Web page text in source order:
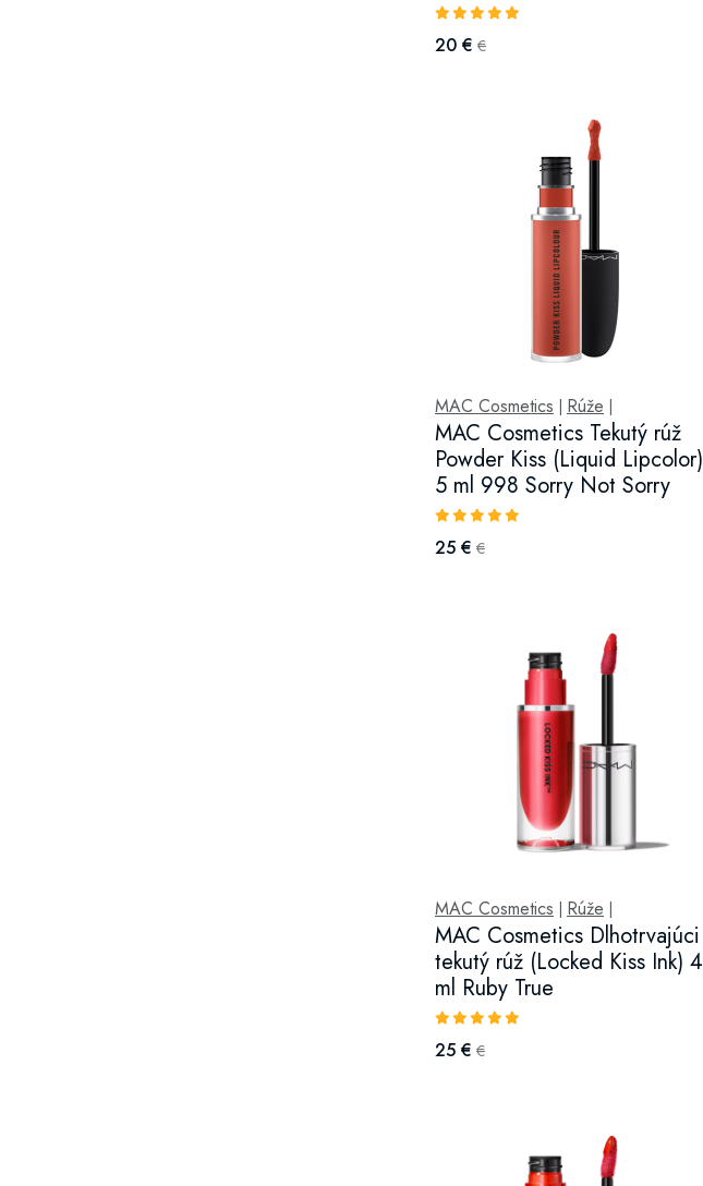
20 € €
MAC Cosmetics Rúže
MAC Cosmetics Tekutý rúž
Powder Kiss (Liquid Lipcolor)
5 ml 998 Sorry Not Sorry
25 € €
MAC Cosmetics Rúže
MAC Cosmetics Dlhotrvajúci
tekutý rúž (Locked Kiss Ink) 4
ml Ruby True
25 € €